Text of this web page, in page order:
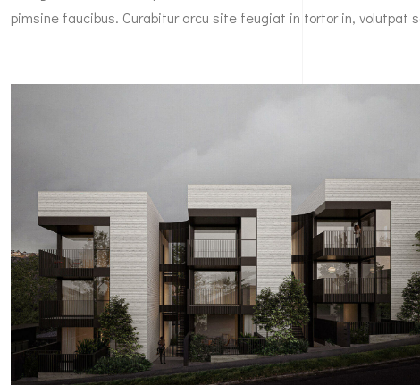
pimsine faucibus. Curabitur arcu site feugiat in tortor in, volutpat